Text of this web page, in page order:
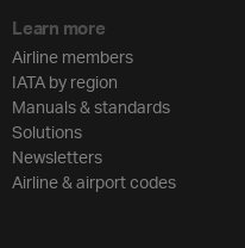
Learn more
Airline members
IATA by region
Manuals & standards
Solutions
Newsletters
Airline & airport codes